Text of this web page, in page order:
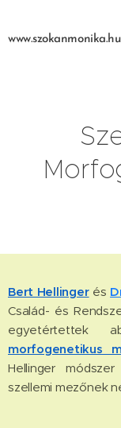
www.szokanmonika.hu
Bert Hellingerés
Család- és
egyetértettek
morfogenetikus
Hellinger
szellemi mezőnek